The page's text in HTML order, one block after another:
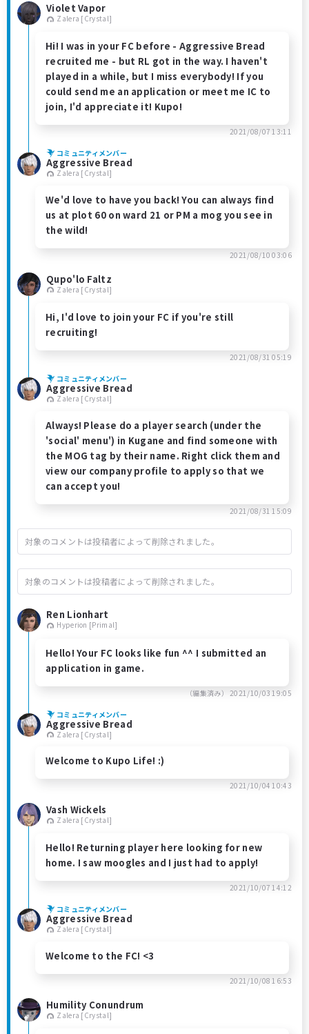
Violet Vapor
Zalera [Crystal]
Hi! I was in your FC before - Aggressive Bread
recruited me - but RL got in the way. I haven't
played in a while, but I miss everybody! If you
could send me an application or meet me IC to
join, I'd appreciate it! Kupo!
2021/08/07 13:11
コミュニティメンバー
Aggressive Bread
Zalera [Crystal]
We'd love to have you back! You can always find
us at plot 60 on ward 21 or PM a mog you see in
the wild!
2021/08/10 03:06
Qupo'lo Faltz
Zalera [Crystal]
Hi, I'd love to join your FC if you're still
recruiting!
2021/08/31 05:19
コミュニティメンバー
Aggressive Bread
Zalera [Crystal]
Always! Please do a player search (under the
'social' menu') in Kugane and find someone with
the MOG tag by their name. Right click them and
view our company profile to apply so that we
can accept you!
2021/08/31 15:09
対象のコメントは投稿者によって削除されました。
対象のコメントは投稿者によって削除されました。
Ren Lionhart
Hyperion [Primal]
Hello! Your FC looks like fun ^^ I submitted an
application in game.
（編集済み）2021/10/03 19:05
コミュニティメンバー
Aggressive Bread
Zalera [Crystal]
Welcome to Kupo Life! :)
2021/10/04 10:43
Vash Wickels
Zalera [Crystal]
Hello! Returning player here looking for new
home. I saw moogles and I just had to apply!
2021/10/07 14:12
コミュニティメンバー
Aggressive Bread
Zalera [Crystal]
Welcome to the FC! <3
2021/10/08 16:53
Humility Conundrum
Zalera [Crystal]